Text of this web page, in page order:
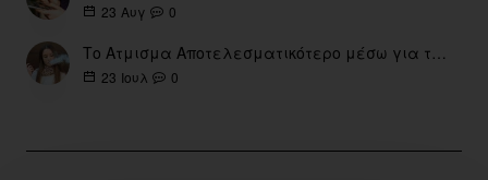
23 Αυγ 0
Το Ατμισμα Αποτελεσματικότερο μέσω για την διακοπή Καπνίσματος
23 Ιουλ 0